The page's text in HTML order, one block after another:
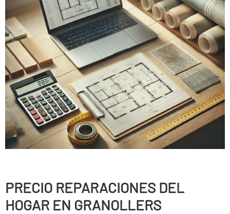
PRECIO REPARACIONES DEL
HOGAR EN GRANOLLERS